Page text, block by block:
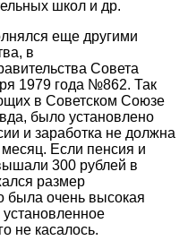
школ и др.
еще другими
в
Совета
1979 года №862. Так
в Советском Союзе
было установлено
и заработка не должна
Если пенсия и
300 рублей в
размер
была очень высокая
установленное
не касалось.